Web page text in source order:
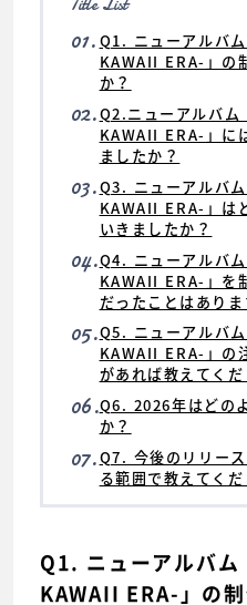
01. Q1. ニューアルバ
KAWAII ERA-」の
か？
02.Q2.ニューアルバ
KAWAII ERA-」に
ましたか？
03.Q3. ニューアルバ
KAWAII ERA-」は
いきましたか？
04.Q4. ニューアルバ
KAWAII ERA-」を
だったことはありま
05.Q5. ニューアルバ
KAWAII ERA-」の
があれば教えてくだ
06.Q6. 2026年はどの
か？
07.Q7. 今後のリリー
る範囲で教えてくだ
Q1. ニューアルバ
KAWAII ERA-」の